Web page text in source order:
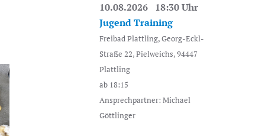
10.08.2026 18:30 Uhr
Jugend Training
Freibad Plattling, Georg-Eckl-
Straße 22, Pielweichs, 94447
Plattling
ab 18:15
Ansprechpartner: Michael
Göttlinger